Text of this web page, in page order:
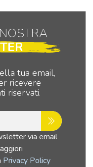
quantità
tua email,
ricevere
riservati.
via email
Privacy Policy